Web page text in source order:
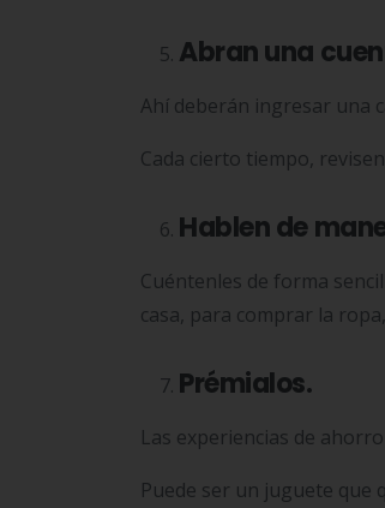
Abran una
Ahí deberán ingresar una
Cada cierto tiempo,
Hablen de
Cuéntenles de forma
casa, para comprar la
Prémialos.
Las experiencias de
Puede ser un juguete que